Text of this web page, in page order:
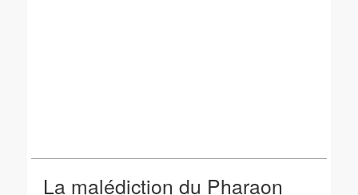
La malédiction du Pharaon